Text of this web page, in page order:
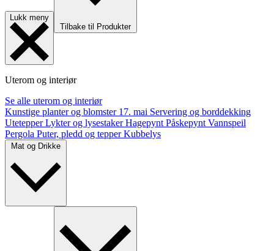
Lukk meny
Tilbake til Produkter
Uterom og interiør
Se alle uterom og interiør
Kunstige planter og blomster 17. mai Servering og borddekking
UtetepperLykter og lysestakerHagepynt Påskepynt Vannspeil
Pergola Puter, pledd og tepperKubbelys